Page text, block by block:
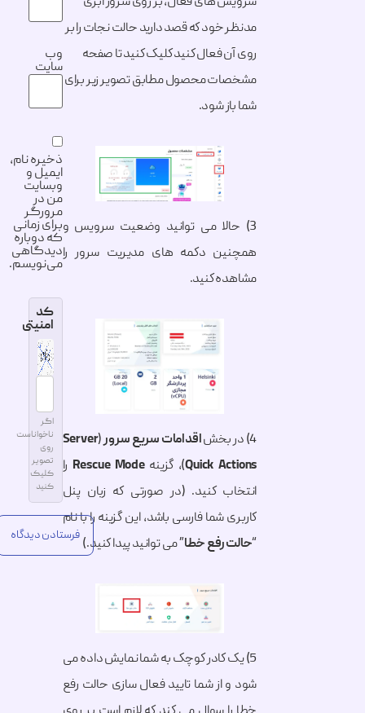
مدنظر خود که قصد دارید حالت نجات را بر
روی آن فعال کنید کلیک کنید تا صفحه
مشخصات محصول مطابق تصویر زیر برای
شما باز شود.
3) حالا می توانید وضعیت سرویس و
همچنین دکمه های مدیریت سرور را
مشاهده کنید.
اقدامات سریع سرور(
Server
Quick Actions)، گزینهRescue Modeرا
انتخاب کنید. (در صورتی که زبان پنل
کاربری شما فارسی باشد، این گزینه را با نام
حالت رفع خطا” می توانید پیدا کنید.)
5) یک کادر کوچک به شما نمایش داده می
شود و از شما تایید فعال سازی حالت رفع
وب‌
سایت
ذخیره نام،
ایمیل و
وبسایت
من در
مرورگر
برای زمانی
که دوباره
دیدگاهی
می‌نویسم.
امنیتی
ناخواناست
تصویر
کلیک
کنید